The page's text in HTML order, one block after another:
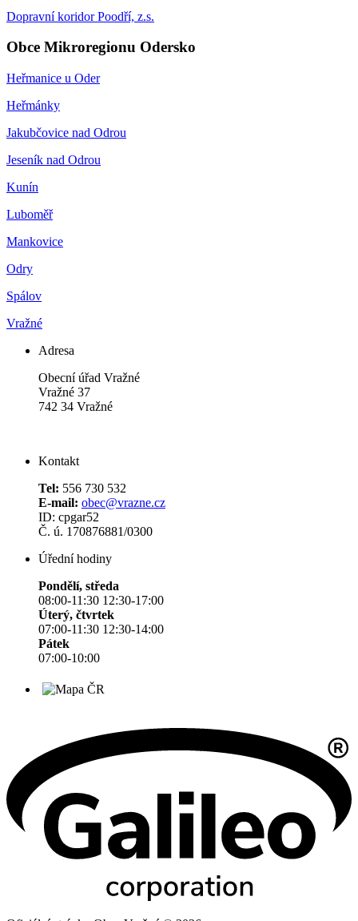
Dopravní koridor Poodří, z.s.
Obce Mikroregionu Odersko
Heřmanice u Oder
Heřmánky
Jakubčovice nad Odrou
Jeseník nad Odrou
Kunín
Luboměř
Mankovice
Odry
Spálov
Vražné
Adresa
Obecní úřad Vražné
Vražné 37
742 34 Vražné
Kontakt
Tel: 556 730 532
E-mail: obec@vrazne.cz
ID: cpgar52
Č. ú. 170876881/0300
Úřední hodiny
Pondělí, středa
08:00-11:30 12:30-17:00
Úterý, čtvrtek
07:00-11:30 12:30-14:00
Pátek
07:00-10:00